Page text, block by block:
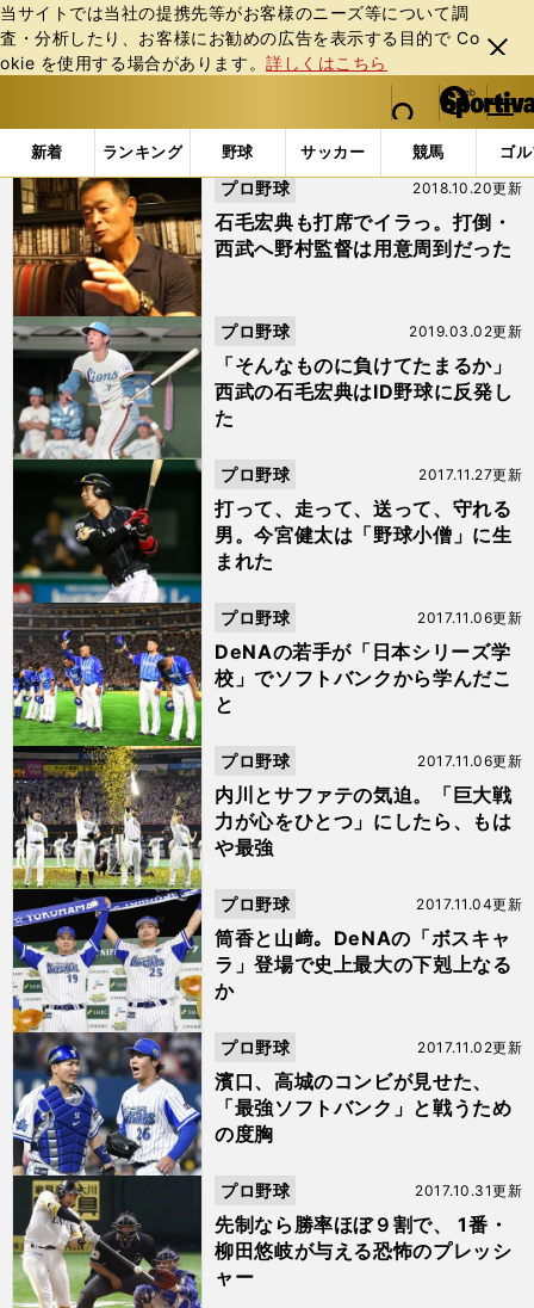
当サイトでは当社の提携先等がお客様のニーズ等について調
査・分析したり、お客様にお勧めの広告を表⽰する⽬的で Co
okie を使⽤する場合があります。詳しくはこちら
閉じ
る
web Sportiva (webスポルティーバ)
検索
マイペ
ー
ジ
メニュ
新着 ランキング 野球 サッカー 競馬 ゴ
b
ス
ポ
ル
テ
ィ
ー
バ
「#日本シリーズ」の最新ニュース・ 情報 (8ページ目)
石毛宏典も打席でイラっ。打倒・
西武へ野村監督は用意周到だった
2018.10.20更新
プロ野球
「そんなものに負けてたまるか」
西武の石毛宏典はID野球に反発し
た
2019.03.02更新
プロ野球
打って、走って、送って、守れる
男。今宮健太は「野球小僧」に生
まれた
2017.11.27更新
プロ野球
DeNAの若手が「日本シリーズ学
校」でソフトバンクから学んだこ
と
2017.11.06更新
プロ野球
内川とサファテの気迫。「巨大戦
力が心をひとつ」にしたら、もは
や最強
2017.11.06更新
プロ野球
筒香と山﨑。DeNAの「ボスキャ
ラ」登場で史上最大の下剋上なる
か
2017.11.04更新
プロ野球
濱口、高城のコンビが見せた、
「最強ソフトバンク」と戦うため
の度胸
2017.11.02更新
プロ野球
先制なら勝率ほぼ９割で、 1番・
柳田悠岐が与える恐怖のプレッシ
ャー
2017.10.31更新
プロ野球